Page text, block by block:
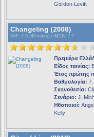
Gordon-Levitt
Changeling (2008)
S4F : 7.5 (49 votes) | iMDB: 7.7
Πρεμιέρα
Είδος ταινίας:
Έτος πρώτης
Βαθμολογία:
Σκηνοθεσία:
Σενάριο: J.
Ηθοποιοί:
Kelly